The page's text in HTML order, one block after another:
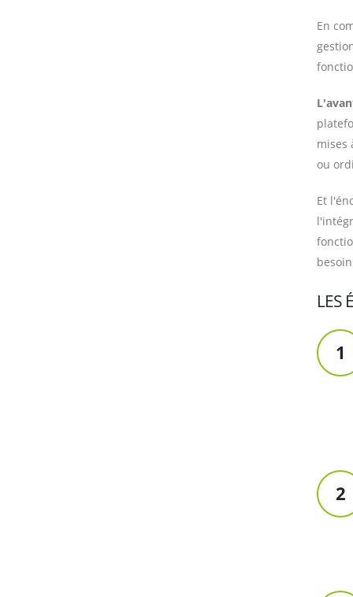
En
mises
ou
Et
LES
1
2